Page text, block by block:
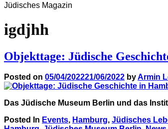
Jüdisches Magazin
igdjhh
Objekttage: Jüdische
Posted on 05/04/202221/06/2022 byArmin
Das Jüdische Museum Berlin und das
Posted In Events, Hamburg, Jüdisches